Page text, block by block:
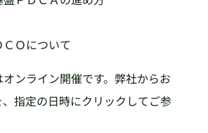
ＣＯについて
ンライン開催です。弊社からお
指定の日時にクリックしてご参